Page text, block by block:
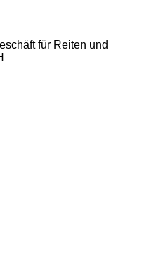
für Reiten und